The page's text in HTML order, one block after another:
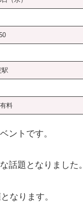
駅
料
ントです。
話題となりました。
なります。